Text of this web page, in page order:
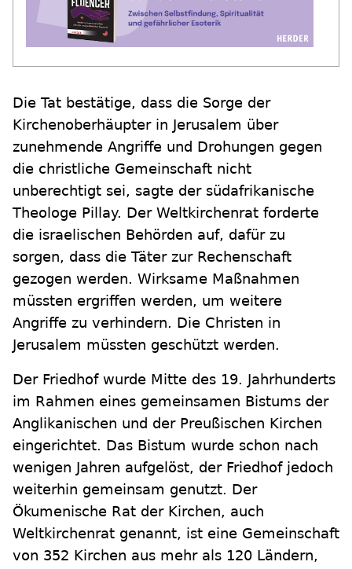
Die Tat bestätige, dass die Sorge der
Kirchenoberhäupter in Jerusalem über
zunehmende Angriffe und Drohungen gegen
die christliche Gemeinschaft nicht
unberechtigt sei, sagte der südafrikanische
Theologe Pillay. Der Weltkirchenrat forderte
die israelischen Behörden auf, dafür zu
sorgen, dass die Täter zur Rechenschaft
gezogen werden. Wirksame Maßnahmen
müssten ergriffen werden, um weitere
Angriffe zu verhindern. Die Christen in
Jerusalem müssten geschützt werden.
Der Friedhof wurde Mitte des 19. Jahrhunderts
im Rahmen eines gemeinsamen Bistums der
Anglikanischen und der Preußischen Kirchen
eingerichtet. Das Bistum wurde schon nach
wenigen Jahren aufgelöst, der Friedhof jedoch
weiterhin gemeinsam genutzt. Der
Ökumenische Rat der Kirchen, auch
Weltkirchenrat genannt, ist eine Gemeinschaft
von 352 Kirchen aus mehr als 120 Ländern,